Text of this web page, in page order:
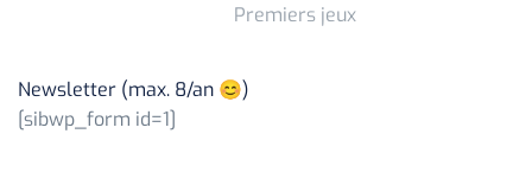
Premiers jeux
Newsletter (max. 8/an 😊)
[sibwp_form id=1]